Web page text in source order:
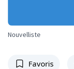
Nouvelliste
Favoris